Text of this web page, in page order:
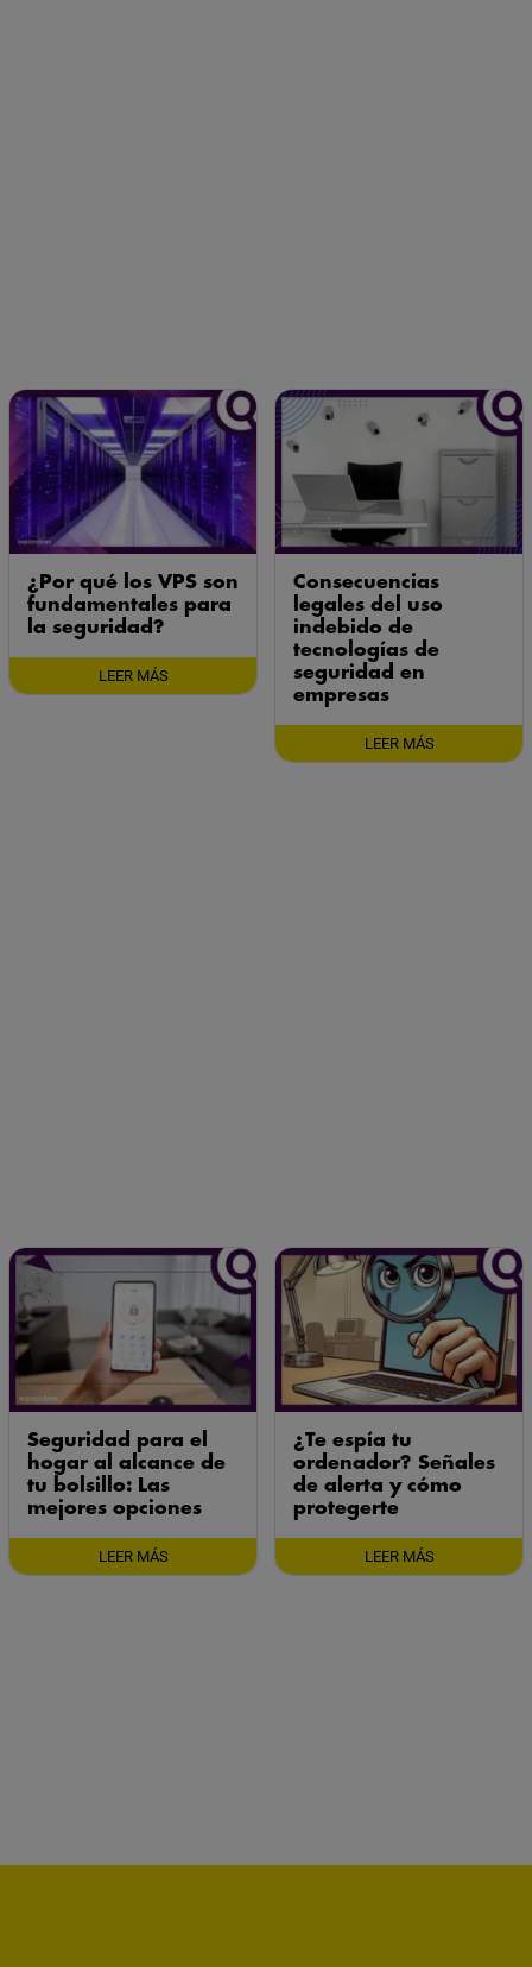
¿Por qué los VPS son
fundamentales para
la seguridad?
LEER MÁS
Consecuencias
legales del uso
indebido de
tecnologías de
seguridad en
empresas
LEER MÁS
Seguridad para el
hogar al alcance de
tu bolsillo: Las
mejores opciones
LEER MÁS
¿Te espía tu
ordenador? Señales
de alerta y cómo
protegerte
LEER MÁS